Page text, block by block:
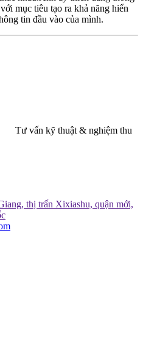
mục tiêu tạo ra khả năng hiển
tin đầu vào của mình.
Tư vấn kỹ thuật & nghiệm thu
thị trấn Xixiashu, quận mới,